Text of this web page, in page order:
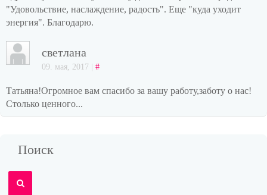
"Удовольствие, наслаждение, радость". Еще "куда уходит
энергия". Благодарю.
светлана
09. мая, 2017 | #
Татьяна!Огромное вам спасибо за вашу работу,заботу о нас!
Столько ценного...
Поиск